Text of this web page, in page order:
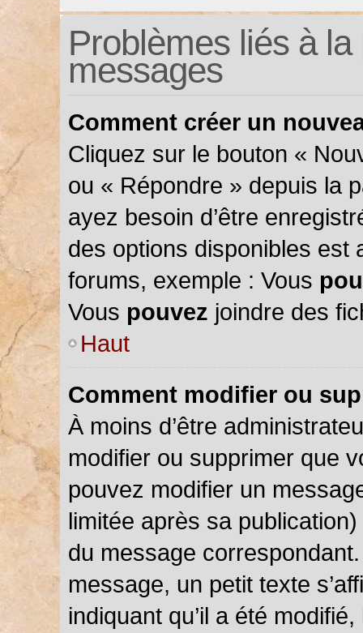
Problèmes liés à
messages
Comment créer un
Cliquez sur le bouton «
ou « Répondre » depuis la
ayez besoin d’être
des options disponibles est
forums, exemple : Vous
Vous pouvez joindre des
Haut
Comment modifier ou
À moins d’être
modifier ou supprimer que
pouvez modifier un
limitée après sa
du message
message, un petit texte
indiquant qu’il a été